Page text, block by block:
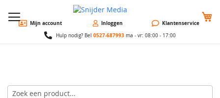
Mijn account Inloggen Klantenservice
Hulp nodig? Bel 0527-687993 ma - vr: 08:00 - 17:00